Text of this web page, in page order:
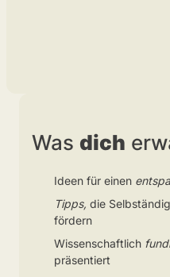
Was dich
Ideen für einen
Tipps, die
fördern
Wissenschaftlich
präsentiert